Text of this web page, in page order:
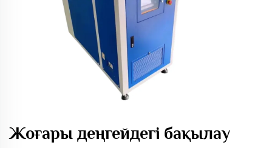
Жоғары деңгейдегі бақылау